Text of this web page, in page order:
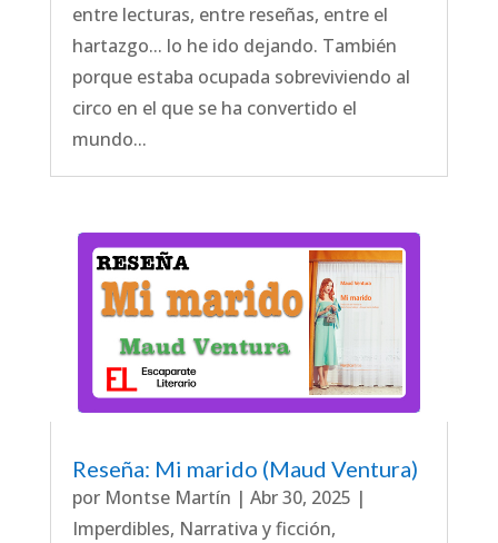
entre lecturas, entre reseñas, entre el
hartazgo... lo he ido dejando. También
porque estaba ocupada sobreviviendo al
circo en el que se ha convertido el
mundo...
Reseña: Mi marido (Maud Ventura)
por Montse Martín | Abr 30, 2025 |
Imperdibles, Narrativa y ficción,